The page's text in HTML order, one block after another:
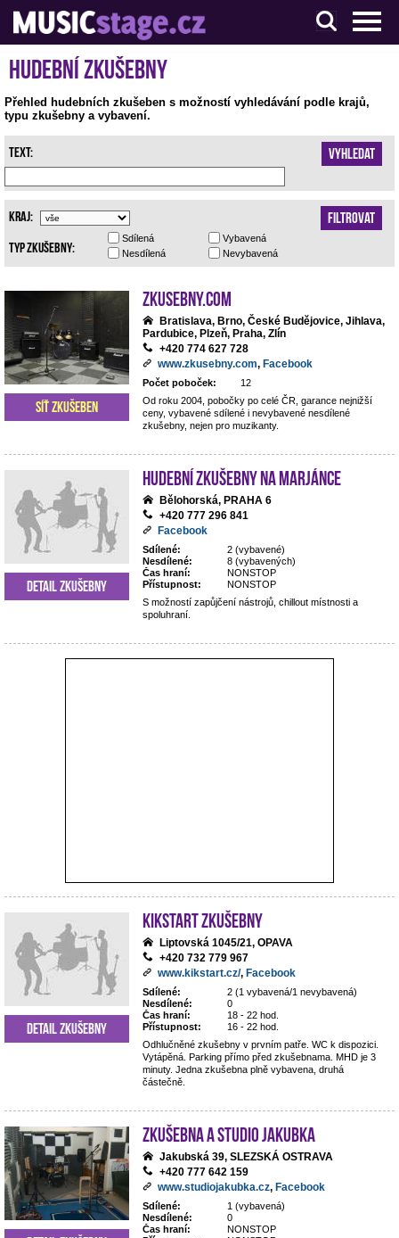
S muzikanty pro muzikanty
Hudební zkušebny
Přehled hudebních zkušeben s možností vyhledávání podle krajů,
typu zkušebny a vybavení.
Vyhledat
Text:
Filtrovat
Kraj:
Vybavená
Nevybavená
Sdílená
Nesdílená
Typ zkušebny:
Zkusebny.com
Bratislava, Brno, České Budějovice, Jihlava,
Pardubice, Plzeň, Praha, Zlín
+420 774 627 728
www.zkusebny.com, Facebook
Počet poboček:
12
Od roku 2004, pobočky po celé ČR, garance nejnižší
ceny, vybavené sdílené i nevybavené nesdílené
zkušebny, nejen pro muzikanty.
Síť zkušeben
Hudební zkušebny Na Marjánce
Bělohorská, PRAHA 6
+420 777 296 841
Facebook
Sdílené:
2 (vybavené)
Nesdílené:
8 (vybavených)
Čas hraní:
NONSTOP
Přístupnost:
NONSTOP
S možností zapůjčení nástrojů, chillout místnosti a
spoluhraní.
Detail zkušebny
Kikstart zkušebny
Liptovská 1045/21, OPAVA
+420 732 779 967
www.kikstart.cz/, Facebook
Sdílené:
2 (1 vybavená/1 nevybavená)
Nesdílené:
0
Čas hraní:
18 - 22 hod.
Přístupnost:
16 - 22 hod.
Odhlučněné zkušebny v prvním patře. WC k dispozici.
Vytápěná. Parking přímo před zkušebnama. MHD je 3
minuty. Jedna zkušebna plně vybavena, druhá
částečně.
Detail zkušebny
Zkušebna a studio Jakubka
Jakubská 39, SLEZSKÁ OSTRAVA
+420 777 642 159
www.studiojakubka.cz, Facebook
Sdílené:
1 (vybavená)
Nesdílené:
0
Čas hraní:
NONSTOP